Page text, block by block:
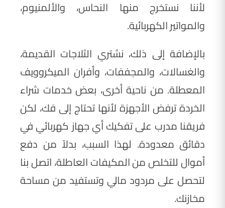
لأننا نستخرج منها النحاس، والألمنيوم،
والمواتير الكهربائية.
بالإضافة إلى ذلك، نشتري الثلاجات القديمة،
والغسالات، والمجففات، وأفران الميكروويف
المعطلة. من ناحية أخرى، بعض خدمات شراء
الخردة ترفض الأجهزة لأنها تحتاج إلى فك، لكن
فريقنا مدرب على تفكيك أي جهاز كهربائي في
دقائق معدودة. لهذا السبب، بدلاً من دفع
أموال للتخلص من المكيفات العاطلة، اتصل بنا
لتحصل على مردود مالي وتستفيد من مساحة
مخازنك.